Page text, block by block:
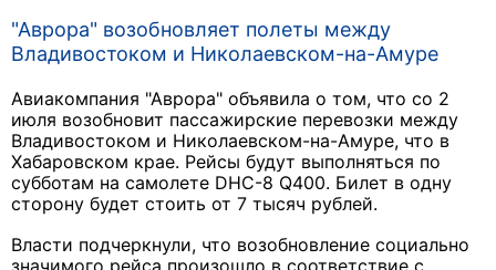
"Аврора" возобновляет полеты между
Владивостоком и Николаевском-на-Амуре
Авиакомпания "Аврора" объявила о том, что со 2
июля возобновит пассажирские перевозки между
Владивостоком и Николаевском-на-Амуре, что в
Хабаровском крае. Рейсы будут выполняться по
субботам на самолете DHC-8 Q400. Билет в одну
сторону будет стоить от 7 тысяч рублей.
Власти подчеркнули, что возобновление социально